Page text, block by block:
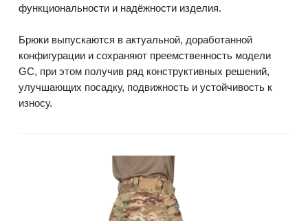
функциональности и надёжности изделия.
Брюки выпускаются в актуальной, доработанной
конфигурации и сохраняют преемственность модели
GC, при этом получив ряд конструктивных решений,
улучшающих посадку, подвижность и устойчивость к
износу.